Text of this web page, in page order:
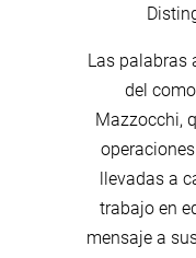
Las palabras
del
Mazzocchi,
llevadas a
trabajo en
mensaje a